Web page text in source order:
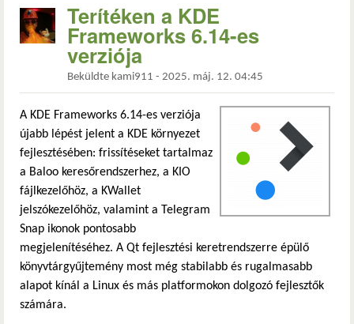
Terítéken a KDE
Frameworks 6.14-es
verziója
Beküldte kami911 - 2025. máj. 12. 04:45
A KDE Frameworks 6.14-es verziója
újabb lépést jelent a KDE környezet
fejlesztésében: frissítéseket tartalmaz
a Baloo keresőrendszerhez, a KIO
fájlkezelőhöz, a KWallet
jelszókezelőhöz, valamint a Telegram
Snap ikonok pontosabb
megjelenítéséhez. A Qt fejlesztési keretrendszerre épülő
könyvtárgyűjtemény most még stabilabb és rugalmasabb
alapot kínál a Linux és más platformokon dolgozó fejlesztők
számára.